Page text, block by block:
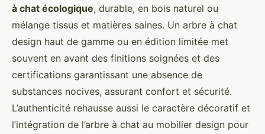
à chat écologique, durable, en bois naturel ou
mélange tissus et matières saines. Un arbre à chat
design haut de gamme ou en édition limitée met
souvent en avant des finitions soignées et des
certifications garantissant une absence de
substances nocives, assurant confort et sécurité.
L’authenticité rehausse aussi le caractère décoratif et
l’intégration de l’arbre à chat au mobilier design pour